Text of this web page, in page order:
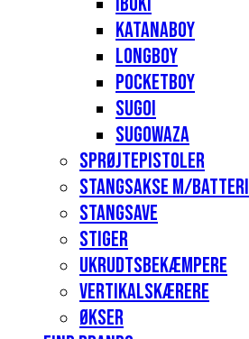
Katanaboy
Longboy
Pocketboy
Sugoi
Sugowaza
Sprøjtepistoler
Stangsakse m/batteri
Stangsave
Stiger
Ukrudtsbekæmpere
Vertikalskærere
Økser